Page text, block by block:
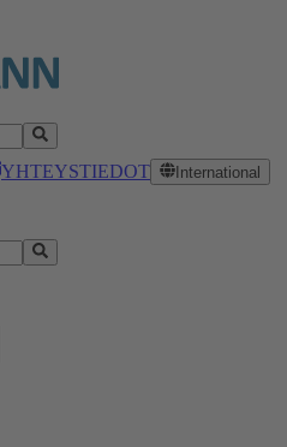
YHTEYSTIEDOT
International